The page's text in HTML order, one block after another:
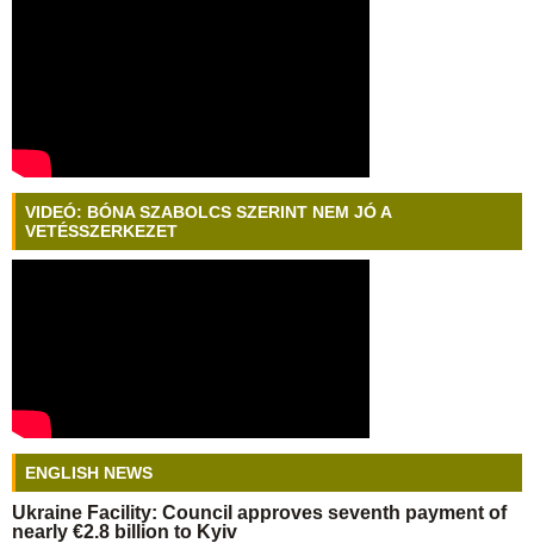
VIDEÓ: BÓNA SZABOLCS SZERINT NEM JÓ A
VETÉSSZERKEZET
ENGLISH NEWS
Ukraine Facility: Council approves seventh payment of
nearly €2.8 billion to Kyiv